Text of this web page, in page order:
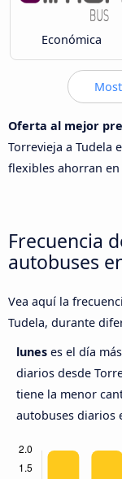
Económica
Oferta al mejor
Torrevieja a Tudela
flexibles ahorran
Frecuencia
autobuses
Vea aquí la
Tudela, durante
lunes es el día
diarios desde
tiene la menor
autobuses diarios